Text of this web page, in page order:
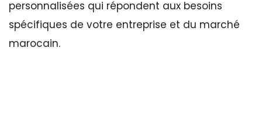
personnalisées qui répondent aux besoins
spécifiques de votre entreprise et du marché
marocain.